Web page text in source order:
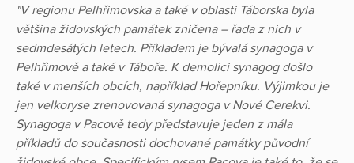
"V regionu Pelhřimovska a také v oblasti Táborska byla
většina židovských památek zničena – řada z nich v
sedmdesátých letech. Příkladem je bývalá synagoga v
Pelhřimově a také v Táboře. K demolici synagog došlo
také v menších obcích, například Hořepníku. Výjimkou je
jen velkoryse zrenovovaná synagoga v Nové Cerekvi.
Synagoga v Pacově tedy představuje jeden z mála
příkladů do současnosti dochované památky původní